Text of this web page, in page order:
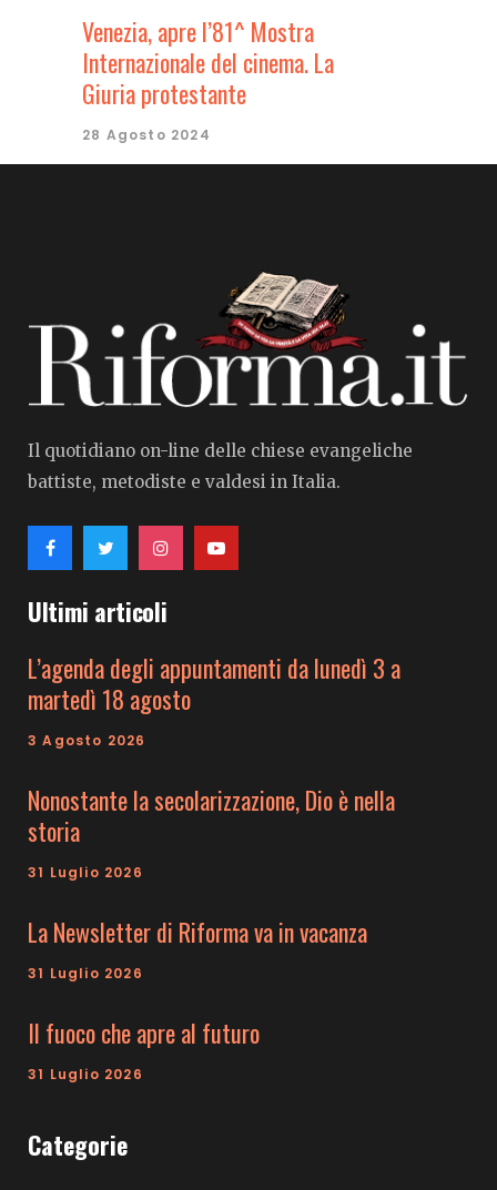
Venezia, apre l’81^ Mostra
Internazionale del cinema. La
Giuria protestante
28 Agosto 2024
Il quotidiano on-line delle chiese evangeliche
battiste, metodiste e valdesi in Italia.
Ultimi articoli
L’agenda degli appuntamenti da lunedì 3 a
martedì 18 agosto
3 Agosto 2026
Nonostante la secolarizzazione, Dio è nella
storia
31 Luglio 2026
La Newsletter di Riforma va in vacanza
31 Luglio 2026
Il fuoco che apre al futuro
31 Luglio 2026
Categorie